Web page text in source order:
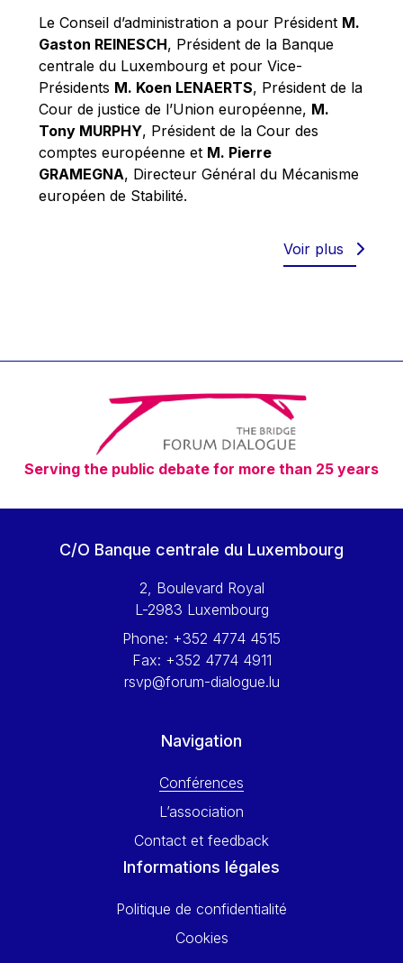
Pat Cox
Patrizia Nanz
Philippe Maystadt
Pierre Gramegna
Richard Pelly
Robert Goebbels
Robert REYNDERS
Timothy Radcliffe
Vaclav Klaus
Vassilios Skouris
Vítor Manuel da Silva Caldeira
Viviane Reding
Walter Hagg
Wolfgang Ketterle
Yossi Beillin
Yves FRANCHET
Le Conseil d’administration a pour Président M.
Gaston REINESCH, Président de la Banque
centrale du Luxembourg et pour Vice-
Présidents M. Koen LENAERTS, Président de la
Cour de justice de l’Union européenne, M.
Tony MURPHY, Président de la Cour des
comptes européenne et M. Pierre
GRAMEGNA, Directeur Général du Mécanisme
européen de Stabilité.
Voir plus
Serving the public debate for more than 25 years
C/O Banque centrale du Luxembourg
2, Boulevard Royal
L-2983 Luxembourg
Phone: +352 4774 4515
Fax: +352 4774 4911
rsvp@forum-dialogue.lu
Navigation
Conférences
L’association
Contact et feedback
Informations légales
Politique de confidentialité
Cookies